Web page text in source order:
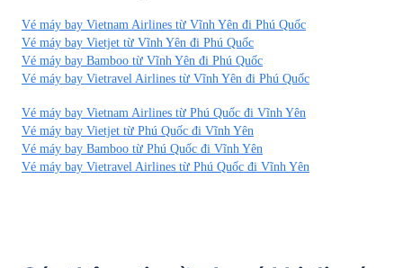
Vé máy bay Vietnam Airlines từ Vĩnh Yên đi Phú Quốc
Vé máy bay Vietjet từ Vĩnh Yên đi Phú Quốc
Vé máy bay Bamboo từ Vĩnh Yên đi Phú Quốc
Vé máy bay Vietravel Airlines từ Vĩnh Yên đi Phú Quốc
Vé máy bay Vietnam Airlines từ Phú Quốc đi Vĩnh Yên
Vé máy bay Vietjet từ Phú Quốc đi Vĩnh Yên
Vé máy bay Bamboo từ Phú Quốc đi Vĩnh Yên
Vé máy bay Vietravel Airlines từ Phú Quốc đi Vĩnh Yên